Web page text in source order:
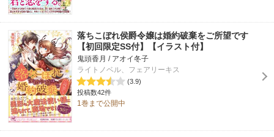
落ちこぼれ侯爵令嬢は婚約破棄をご所望です
【初回限定SS付】【イラスト付】
鬼頭香月 / アオイ冬子
ライトノベル、フェアリーキス
(3.9)
投稿数42件
1巻まで公開中